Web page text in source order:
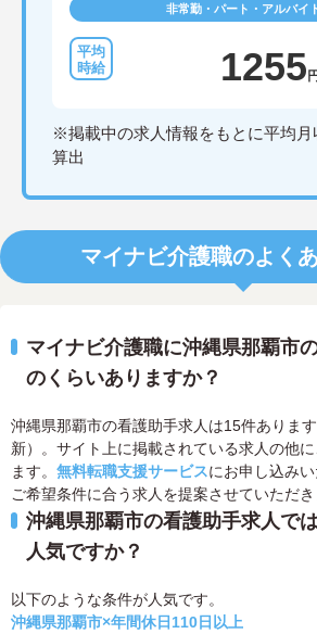
非常勤・パート・アルバイ
1255
※掲載中の求人情報をもとに平均月
算出
マイナビ介護職のよく
マイナビ介護職に沖縄県那覇市
のくらいありますか？
沖縄県那覇市の看護助手求人は15件ありま
新）。サイト上に掲載されている求人の他
ます。 無料転職支援サービスにお申し込み
ご希望条件に合う求人を提案させていただき
沖縄県那覇市の看護助手求人で
人気ですか？
以下のような条件が人気です。
沖縄県那覇市×年間休日110日以上